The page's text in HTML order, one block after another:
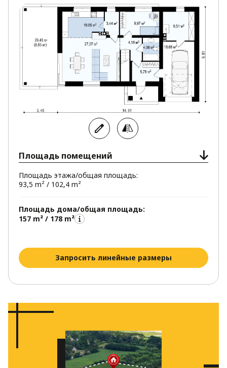
B + s с наличием комнаты на первом уровне
делает его подходящим для семейств с пожилыми
людьми или детишками.
Площадь помещений
Площадь этажа/общая площадь:
93,5 m² / 102,4 m²
Площадь дома/общая площадь:
157 m² / 178 m²
Запросить линейные размеры